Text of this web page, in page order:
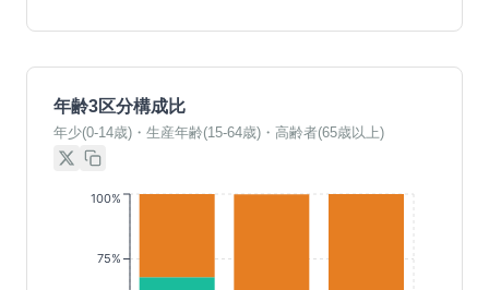
年齢3区分構成比
年少(0-14歳)・生産年齢(15-64歳)・高齢者(65歳以上)
75%
100%